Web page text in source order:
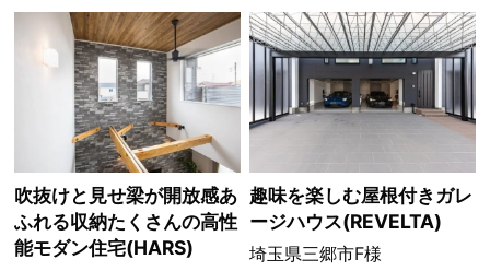
吹抜けと見せ梁が開放感あ
ふれる収納たくさんの高性
能モダン住宅(HARS)
趣味を楽しむ屋根付きガレ
ージハウス(REVELTA)
埼玉県三郷市F様